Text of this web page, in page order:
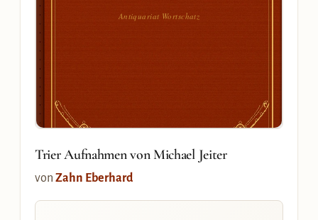
Antiquariat Wortschatz
Trier Aufnahmen von Michael Jeiter
von Zahn Eberhard